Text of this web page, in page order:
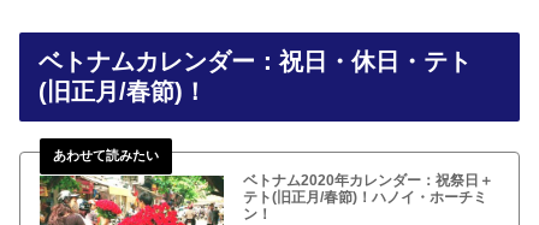
ベトナムカレンダー：祝日・休日・テト
(旧正月/春節)！
ベトナム2020年カレンダー：祝祭日＋
テト(旧正月/春節)！ハノイ・ホーチミ
ン！